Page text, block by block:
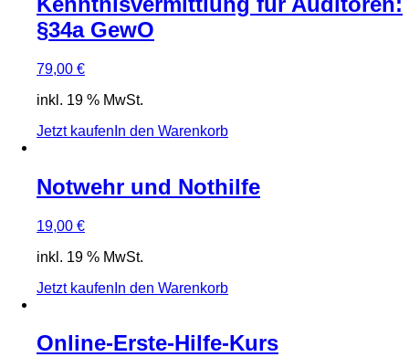
§34a GewO
79,00 €
inkl. 19 % MwSt.
Jetzt kaufen In den Warenkorb
Notwehr und Nothilfe
19,00 €
inkl. 19 % MwSt.
Jetzt kaufen In den Warenkorb
Online-Erste-Hilfe-Kurs